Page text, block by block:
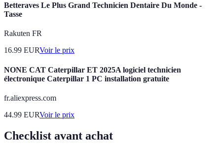
Betteraves Le Plus Grand Technicien Dentaire Du Monde -
Tasse
Rakuten FR
16.99 EURVoir le prix
NONE CAT Caterpillar ET 2025A logiciel technicien
électronique Caterpillar 1 PC installation gratuite
fr.aliexpress.com
44.99 EURVoir le prix
Checklist avant achat